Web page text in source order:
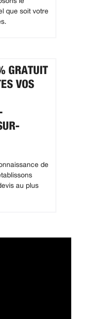
que soit votre
GRATUIT
VOS
de
au plus